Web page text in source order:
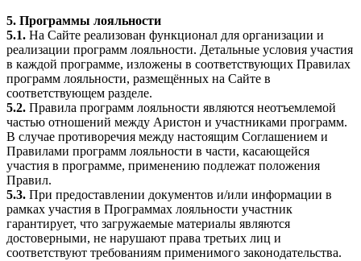
5. Программы лояльности
5.1. На Сайте реализован функционал для организации и
реализации программ лояльности. Детальные условия участия
в каждой программе, изложены в соответствующих Правилах
программ лояльности, размещённых на Сайте в
соответствующем разделе.
5.2. Правила программ лояльности являются неотъемлемой
частью отношений между Аристон и участниками программ.
В случае противоречия между настоящим Соглашением и
Правилами программ лояльности в части, касающейся
участия в программе, применению подлежат положения
Правил.
5.3. При предоставлении документов и/или информации в
рамках участия в Программах лояльности участник
гарантирует, что загружаемые материалы являются
достоверными, не нарушают права третьих лиц и
соответствуют требованиям применимого законодательства.